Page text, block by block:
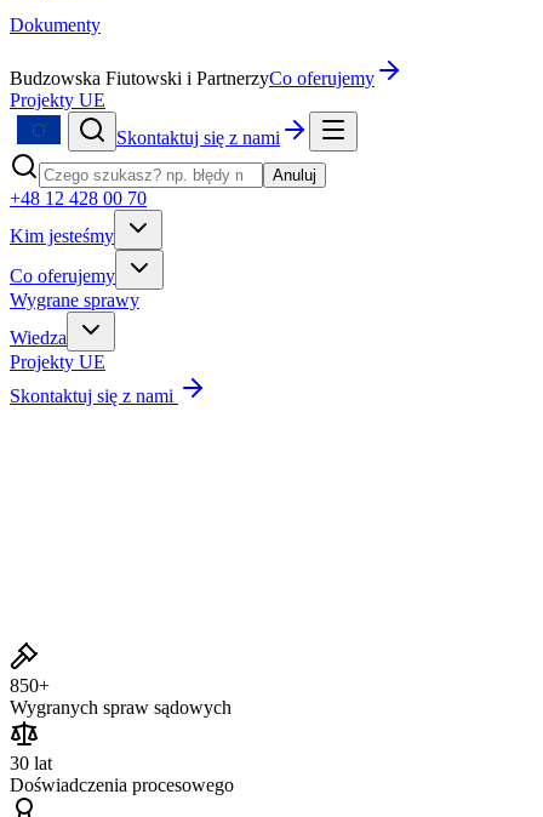
Dokumenty
Budzowska Fiutowski i PartnerzyCo oferujemy
Projekty UE
Skontaktuj się z nami
Anuluj
+48 12 428 00 70
Kim jesteśmy
Co oferujemy
Wygrane sprawy
Wiedza
Projekty UE
Skontaktuj się z nami
850+
Wygranych spraw sądowych
30 lat
Doświadczenia procesowego